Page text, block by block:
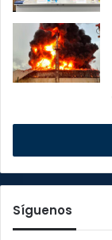
Síguenos